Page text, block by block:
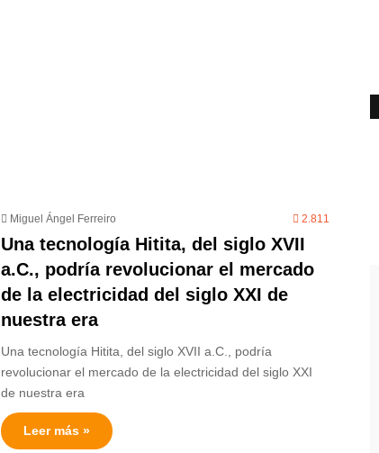
Miguel Ángel Ferreiro 2.811
Una tecnología Hitita, del siglo XVII
a.C., podría revolucionar el mercado
de la electricidad del siglo XXI de
nuestra era
Una tecnología Hitita, del siglo XVII a.C., podría
revolucionar el mercado de la electricidad del siglo XXI
de nuestra era
Leer más »